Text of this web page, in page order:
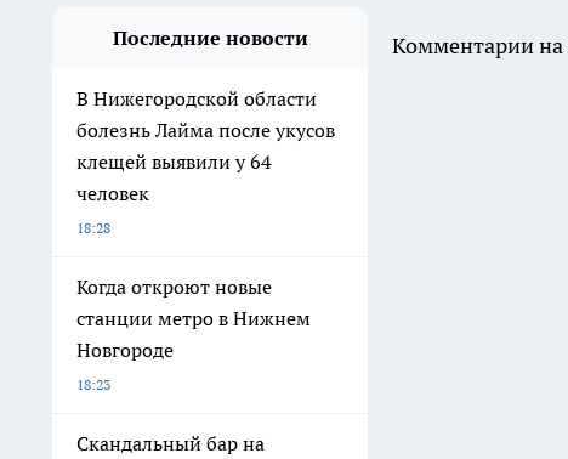
Последние новости
В Нижегородской области
болезнь Лайма после укусов
клещей выявили у 64
человек
18:28
Когда откроют новые
станции метро в Нижнем
Новгороде
18:23
Скандальный бар на
Комментарии на